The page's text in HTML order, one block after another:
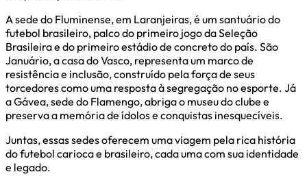
A sede do Fluminense, em Laranjeiras, é um santuário do
futebol brasileiro, palco do primeiro jogo da Seleção
Brasileira e do primeiro estádio de concreto do país. São
Januário, a casa do Vasco, representa um marco de
resistência e inclusão, construído pela força de seus
torcedores como uma resposta à segregação no esporte. Já
a Gávea, sede do Flamengo, abriga o museu do clube e
preserva a memória de ídolos e conquistas inesquecíveis.
Juntas, essas sedes oferecem uma viagem pela rica história
do futebol carioca e brasileiro, cada uma com sua identidade
e legado.